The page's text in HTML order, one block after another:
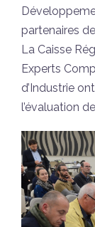
partenaires
La Caisse
Experts
d’Industrie
l’évaluation